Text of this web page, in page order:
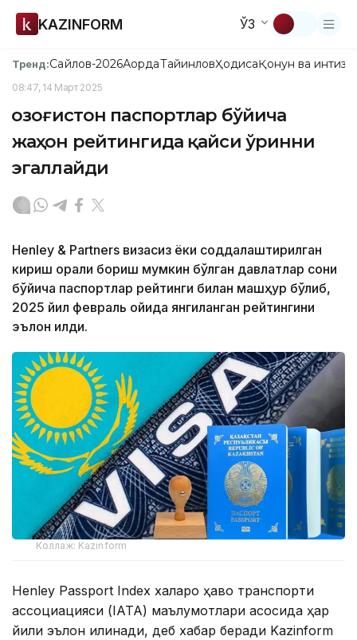
KAZINFORM ЎЗ
Тренд:Сайлов-2026АқордаТайинловҲодисаҚонун ва
08:47, 14 Март 2025
Қозоғистон паспортлар бўйича
жаҳон рейтингида қайси ўринни
эгаллайди
Henley & Partners визасиз ёки соддалаштирилган
кириш орқали бориш мумкин бўлган давлатлар сони
бўйича паспортлар рейтинги билан машҳур бўлиб,
2025 йил февраль ойида янгиланган рейтингини
эълон қилди.
Коллаж: Kazinform
Henley Passport Index халқаро ҳаво транспорти
ассоциацияси (IATA) маълумотлари асосида ҳар
йили эълон қилинади, деб хабар беради Kazinform